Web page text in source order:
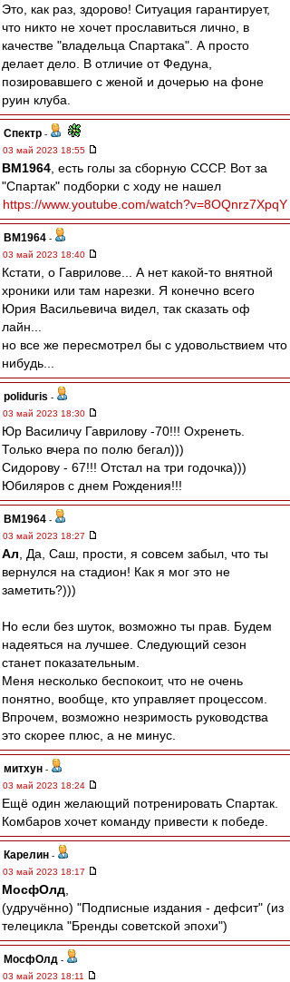
Это, как раз, здорово! Ситуация гарантирует,
что никто не хочет прославиться лично, в
качестве "владельца Спартака". А просто
делает дело. В отличие от Федуна,
позировавшего с женой и дочерью на фоне
руин клуба.
Спектр -
03 май 2023 18:55
BM1964 , есть голы за сборную СССР. Вот за
"Спартак" подборки с ходу не нашел
https://www.youtube.com/watch?v=8OQnrz7XpqY
BM1964 -
03 май 2023 18:40
Кстати, о Гаврилове... А нет какой-то внятной
хроники или там нарезки. Я конечно всего
Юрия Васильевича видел, так сказать оф
лайн...
но все же пересмотрел бы с удовольствием что
нибудь...
poliduris -
03 май 2023 18:30
Юр Василичу Гаврилову -70!!! Охренеть.
Только вчера по полю бегал)))
Сидорову - 67!!! Отстал на три годочка)))
Юбиляров с днем Рождения!!!
BM1964 -
03 май 2023 18:27
Ал , Да, Саш, прости, я совсем забыл, что ты
вернулся на стадион! Как я мог это не
заметить?)))
Но если без шуток, возможно ты прав. Будем
надеяться на лучшее. Следующий сезон
станет показательным.
Меня несколько беспокоит, что не очень
понятно, вообще, кто управляет процессом.
Впрочем, возможно незримость руководства
это скорее плюс, а не минус.
митхун -
03 май 2023 18:24
Ещё один желающий потренировать Спартак.
Комбаров хочет команду привести к победе.
Карелин -
03 май 2023 18:17
МосфОлд
(удручённо) "Подписные издания - дефсит" (из
телецикла "Бренды советской эпохи")
МосфОлд -
03 май 2023 18:11